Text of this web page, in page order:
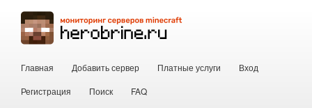
Главная Добавить сервер Платные услуги
Вход
Регистрация
Поиск FAQ